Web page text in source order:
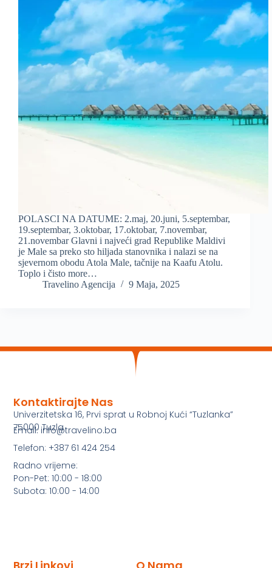
POLASCI NA DATUME: 2.maj, 20.juni, 5.septembar,
19.septembar, 3.oktobar, 17.oktobar, 7.novembar,
21.novembar Glavni i najveći grad Republike Maldivi
je Male sa preko sto hiljada stanovnika i nalazi se na
sjevernom obodu Atola Male, tačnije na Kaafu Atolu.
Toplo i čisto more…
Travelino Agencija
9 Maja, 2025
Kontaktirajte Nas
Univerzitetska 16, Prvi sprat u Robnoj Kući “Tuzlanka”
75000 Tuzla
Email: info@travelino.ba
Telefon: +387 61 424 254
Radno vrijeme:
Pon-Pet: 10:00 - 18:00
Subota: 10:00 - 14:00